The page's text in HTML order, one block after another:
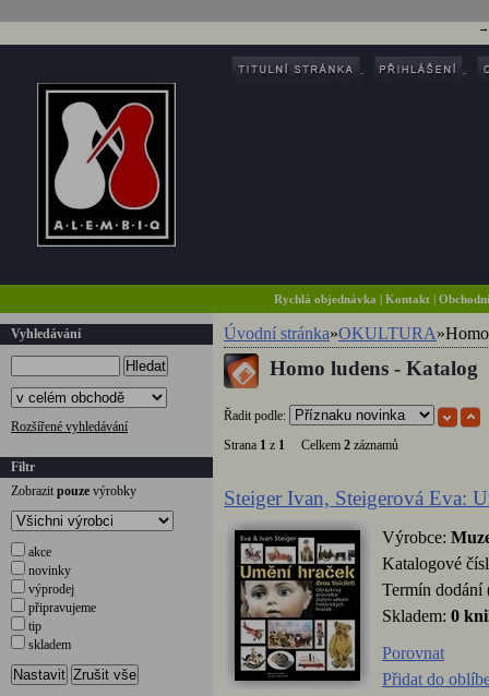
Rychlá objednávka |Kontakt |
Vyhledávání
Hledat
Rozšířené vyhledávání
Filtr
Zobrazit pouze výrobky
akce
novinky
výprodej
připravujeme
tip
skladem
Nastavit Zrušit vše
Úvodní stránka»OKULTURA»
Homo ludens - Katalog
Řadit podle:
Strana 1 z 1 Celkem 2 záznamů
Steiger Ivan, Steigerová Eva:
Výrobce:
Katalogové
Termín dodání
Skladem: 0
Porovnat
Přidat do